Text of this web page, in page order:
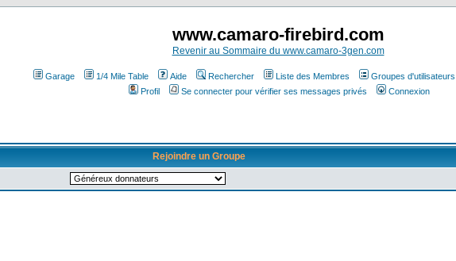
www.camaro-firebird.com
Revenir au Sommaire du www.camaro-3gen.com
Garage 1/4 Mile Table Aide Rechercher Liste des Membres Groupes d'utilisateurs
Profil
Se connecter pour vérifier ses messages privés Connexion
Rejoindre un Groupe